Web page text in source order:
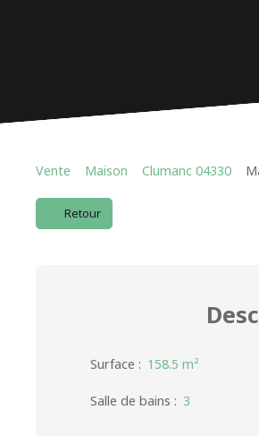
Vente Maison Clumanc 04330
Retour
Surface : 158.5 m²
Salle de bains : 3